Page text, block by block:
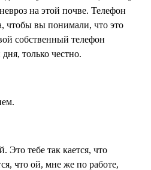
на этой почве. Телефон
чтобы вы понимали, что это
собственный телефон
только честно.
тебе так кается, что
что ой, мне же по работе,